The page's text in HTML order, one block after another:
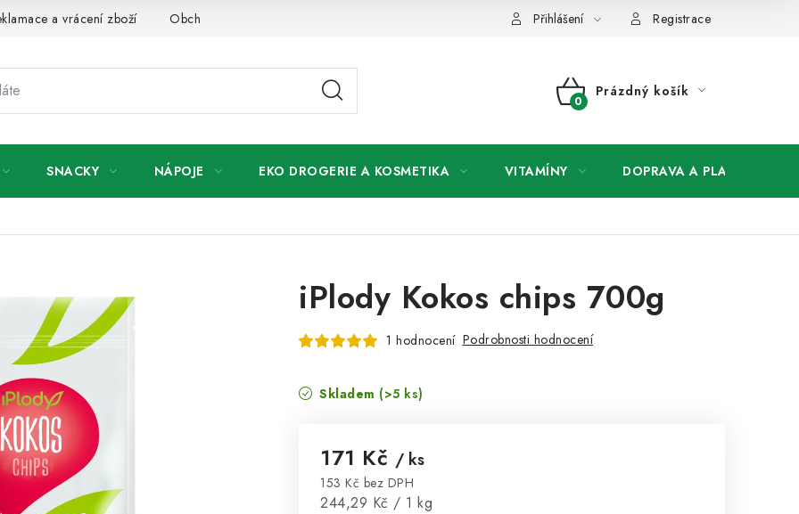
a vrácení zboží Obchodní podmínky Přihlášení Registrace
NÁKUPNÍ
Prázdný košík
SNACKY NÁPOJE EKO DROGERIE A KOSMETIKA VITAMÍNY DOPRAVA A PLATBA
iPlody Kokos chips 700g
1 hodnocení Podrobnosti hodnocení
Skladem (>5 ks)
171 Kč / ks
153 Kč bez DPH
Měrná cena:
244,29 Kč / 1 kg